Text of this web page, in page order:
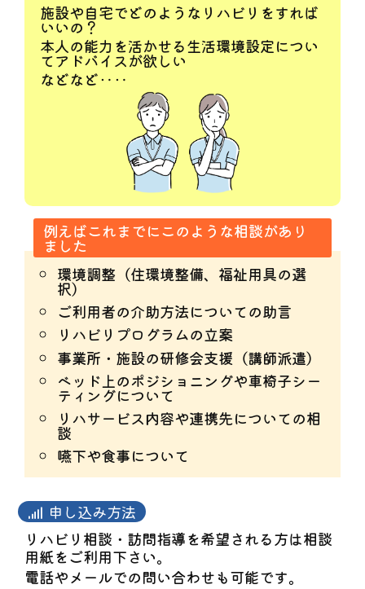
施設や自宅でどのようなリハビリをすれば
いいの？
本人の能力を活かせる生活環境設定につい
てアドバイスが欲しい
などなど‥‥
例えばこれまでにこのような相談があり
ました
環境調整（住環境整備、福祉用具の選
択）
ご利用者の介助方法についての助言
リハビリプログラムの立案
事業所・施設の研修会支援（講師派遣）
ベッド上のポジショニングや車椅子シー
ティングについて
リハサービス内容や連携先についての相
談
嚥下や食事について
申し込み方法
リハビリ相談・訪問指導を希望される方は相談
用紙をご利用下さい。
電話やメールでの問い合わせも可能です。